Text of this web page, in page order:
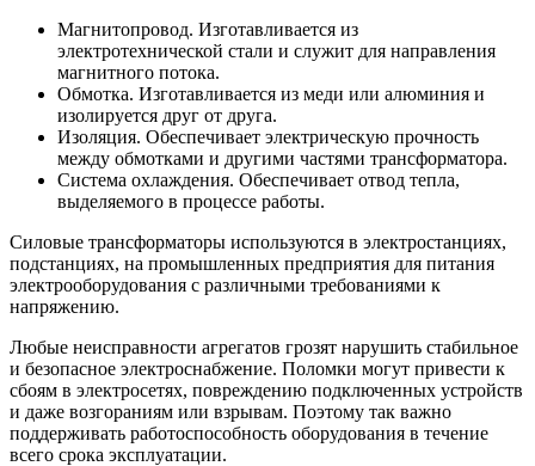
Магнитопровод. Изготавливается из
электротехнической стали и служит для направления
магнитного потока.
Обмотка. Изготавливается из меди или алюминия и
изолируется друг от друга.
Изоляция. Обеспечивает электрическую прочность
между обмотками и другими частями трансформатора.
Система охлаждения. Обеспечивает отвод тепла,
выделяемого в процессе работы.
Силовые трансформаторы используются в электростанциях,
подстанциях, на промышленных предприятия для питания
электрооборудования с различными требованиями к
напряжению.
Любые неисправности агрегатов грозят нарушить стабильное
и безопасное электроснабжение. Поломки могут привести к
сбоям в электросетях, повреждению подключенных устройств
и даже возгораниям или взрывам. Поэтому так важно
поддерживать работоспособность оборудования в течение
всего срока эксплуатации.